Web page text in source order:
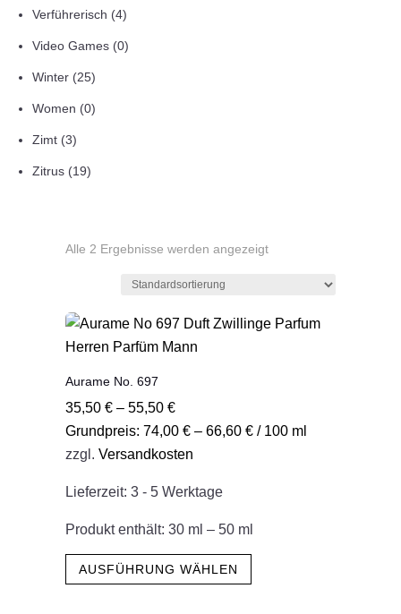
Verführerisch (4)
Video Games (0)
Winter (25)
Women (0)
Zimt (3)
Zitrus (19)
Alle 2 Ergebnisse werden angezeigt
Aurame No. 697
35,50€ –55,50€
Grundpreis:74,00€ –66,60€ / 100 ml
zzgl.Versandkosten
Lieferzeit:3 - 5 Werktage
Produkt enthält: 30 ml – 50 ml
AUSFÜHRUNG WÄHLEN
Dieses